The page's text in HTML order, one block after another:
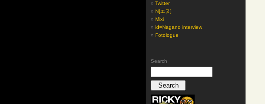
» Twitter
» N[エヌ]
» Mixi
» id=Nagano interview
» Fotologue
Search